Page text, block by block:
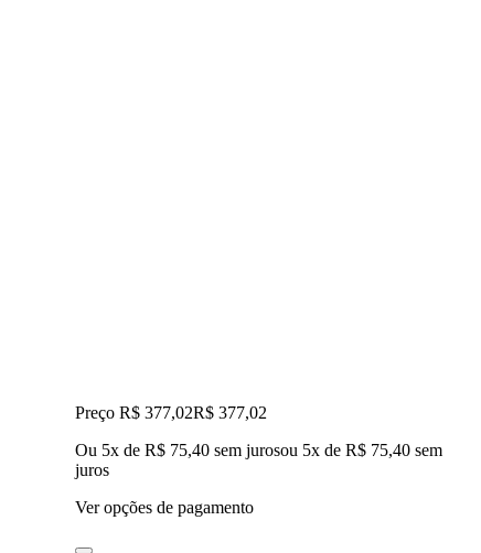
Preço R$ 377,02R$ 377,02
Ou 5x de R$ 75,40 sem jurosou 5x de R$ 75,40 sem
juros
Ver opções de pagamento